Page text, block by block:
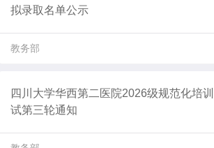
拟录取名单公示
教务部
四川大学华西第二医院2026级规范化培
试第三轮通知